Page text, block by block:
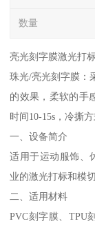
数量
亮光刻字膜激光打
珠光/亮光刻字膜：
的效果，柔软的手
时间10-15s，冷撕
一、设备简介
适用于运动服饰、
业的激光打标和模切
二、适用材料
PVC刻字膜、TPU